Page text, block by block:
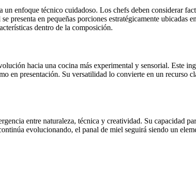
un enfoque técnico cuidadoso. Los chefs deben considerar
presenta en pequeñas porciones estratégicamente
dentro de la composición.
hacia una cocina más experimental y sensorial. Este
en presentación. Su versatilidad lo convierte en un recurso
entre naturaleza, técnica y creatividad. Su capacidad
evolucionando, el panal de miel seguirá siendo un